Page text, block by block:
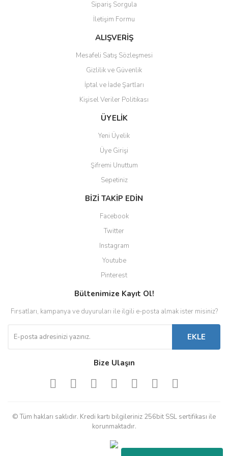
Ürün bilgilerinde hatalar bulunuyor.
Ürün fiyatı diğer sitelerden daha pahalı.
Bu ürüne benzer farklı alternatifler olmalı.
Gönder
Sipariş Sorgula
İletişim Formu
ALIŞVERİŞ
Mesafeli Satış Sözleşmesi
Gizlilik ve Güvenlik
İptal ve İade Şartları
Kişisel Veriler Politikası
ÜYELİK
Yeni Üyelik
Üye Girişi
Şifremi Unuttum
Sepetiniz
BİZİ TAKİP EDİN
Facebook
Twitter
Instagram
Youtube
Pinterest
Bültenimize Kayıt Ol!
Fırsatları, kampanya ve duyuruları ile ilgili e-posta almak ister misiniz?
EKLE
Bize Ulaşın
© Tüm hakları saklıdır. Kredi kartı bilgileriniz 256bit SSL sertifikası ile
korunmaktadır.